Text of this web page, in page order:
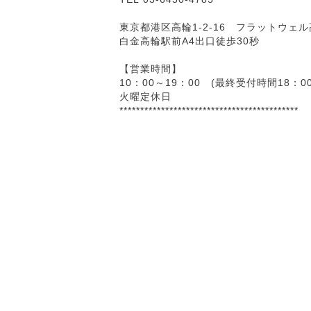
東京都港区高輪1-2-16 フラットウェル
白金高輪駅前A4出口徒歩30秒
【営業時間】
10：00～19：00 (最終受付時間18：
火曜定休日
*******************************************